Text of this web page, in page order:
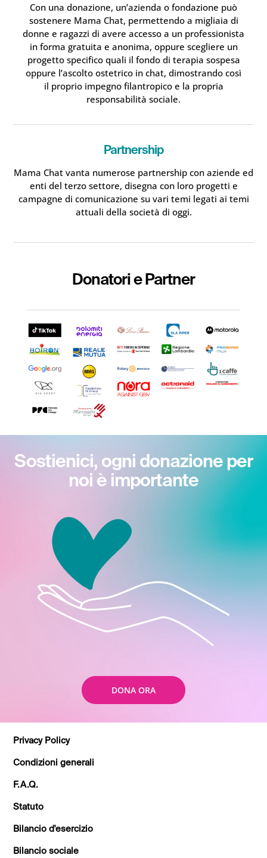
Con una donazione, un’azienda o fondazione può
sostenere Mama Chat, permettendo a migliaia di
donne e ragazzi di avere accesso a un professionista
in forma gratuita e anonima, oppure scegliere un
progetto specifico quali il fondo di terapia sospesa
oppure l’ascolto ostetrico in chat, dimostrando così
il proprio impegno filantropico e la propria
responsabilità sociale.
Partnership
Mama Chat vanta numerose partnership con aziende ed
enti del terzo settore, disegna con loro progetti e
campagne di comunicazione su vari temi legati ai temi
attuali della società di oggi.
Donatori e Partner
Sostienici, ogni donazione per
noi è importante
DONA ORA
Privacy Policy
Condizioni generali
F.A.Q.
Statuto
Bilancio d'esercizio
Bilancio sociale